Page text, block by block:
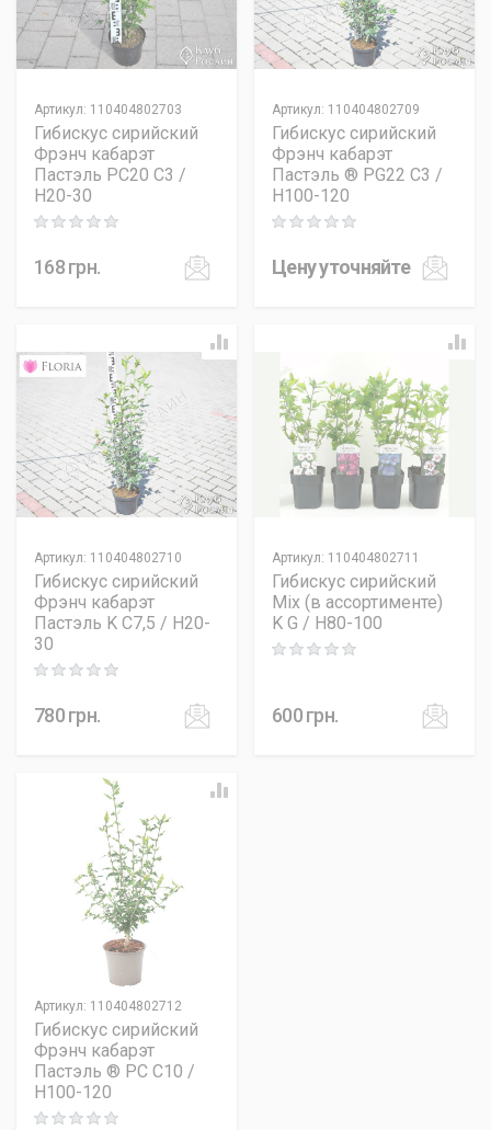
Артикул: 110404802703
Гибискус сирийский
Фрэнч кабарэт
Пастэль PC20 C3 /
H20-30
Rating: 0 out of 5
168грн.
Артикул: 110404802709
Гибискус сирийский
Фрэнч кабарэт
Пастэль ® PG22 C3 /
H100-120
Rating: 0 out of 5
Цену уточняйте
Артикул: 110404802710
Гибискус сирийский
Фрэнч кабарэт
Пастэль K C7,5 / H20-
30
Rating: 0 out of 5
780грн.
Артикул: 110404802711
Гибискус сирийский
Mix (в ассортименте)
K G / H80-100
Rating: 0 out of 5
600грн.
Артикул: 110404802712
Гибискус сирийский
Фрэнч кабарэт
Пастэль ® PC C10 /
H100-120
Rating: 0 out of 5